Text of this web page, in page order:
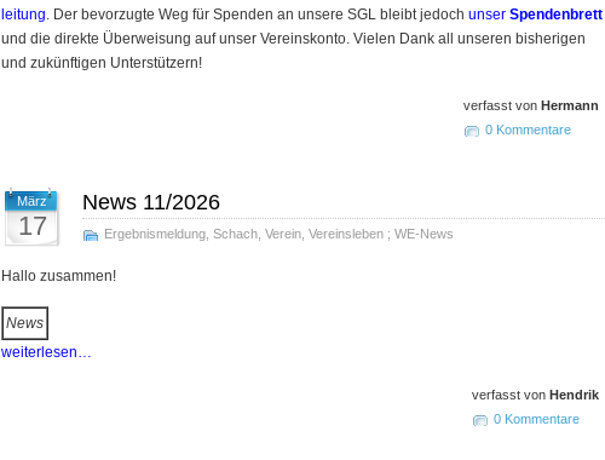
lei­tung. Der be­vor­zug­te Weg für Spen­den an un­se­re SGL bleibt je­doch un­ser Spen­den­brett
und die di­rek­te Über­wei­sung auf un­ser Ver­eins­kon­to. Vie­len Dank all un­se­ren bis­he­ri­gen
und zu­künf­ti­gen Un­ter­stüt­zern!
verfasst von Hermann
0 Kommentare
März
17
News 11/2026
Ergebnismeldung Schach Verein Vereinsleben ; WE-News
Hallo zusammen!
News
weiterlesen…
verfasst von Hendrik
0 Kommentare